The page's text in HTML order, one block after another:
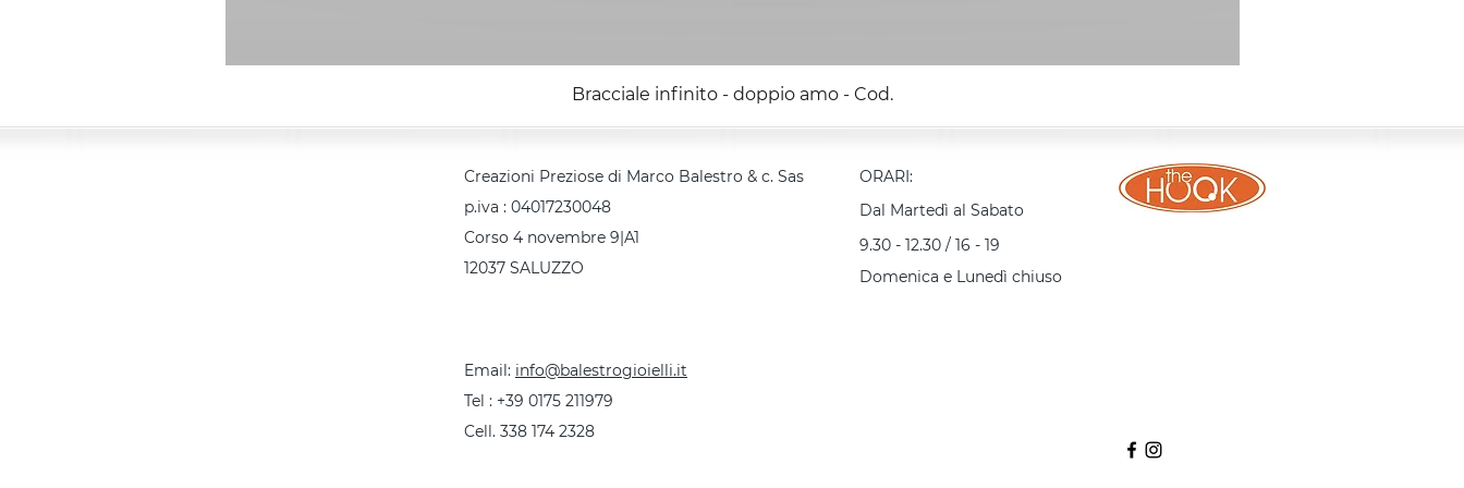
Bracciale infinito - doppio amo - Cod.
Creazioni Preziose di Marco Balestro & c. Sas
p.iva : 04017230048
Corso 4 novembre 9|A1
12037 SALUZZO
ORARI:
Dal Martedì al Sabato
9.30 - 12.30 / 16 - 19
Domenica e Lunedì chiuso
Email: info@balestrogioielli.it
Tel : +39 0175 211979
Cell. 338 174 2328